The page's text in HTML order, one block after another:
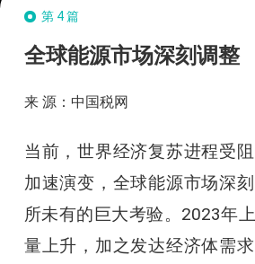
第4篇
全球能源市场深刻调整
来 源：中国税网
当前，世界经济复苏进程受
加速演变，全球能源市场深
所未有的巨大考验。2023年
量上升，加之发达经济体需